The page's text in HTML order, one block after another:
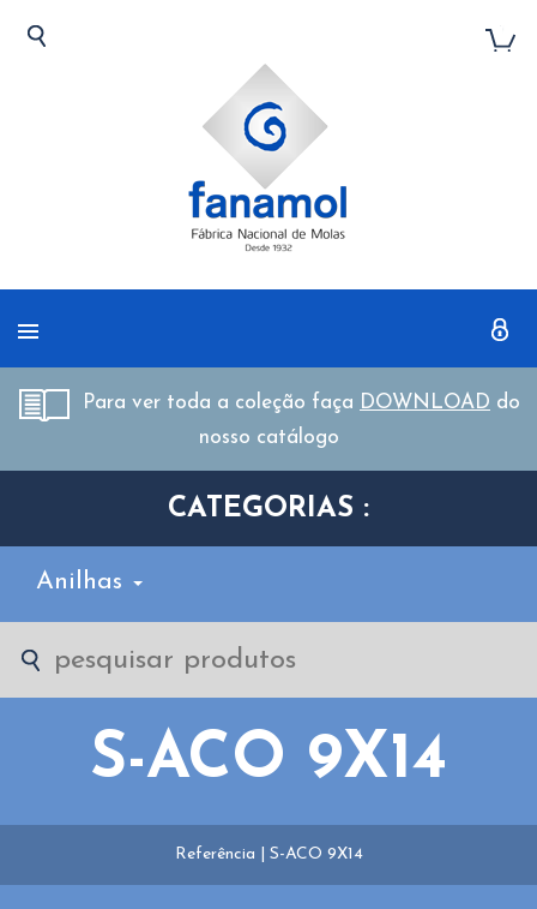
Para ver toda a coleção faça DOWNLOAD do
nosso catálogo
CATEGORIAS :
Anilhas
S-ACO 9X14
Referência | S-ACO 9X14